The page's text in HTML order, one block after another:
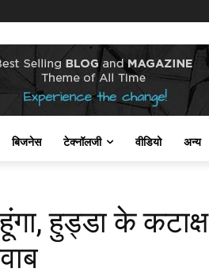
बिजनेस टेक्नॉलजी वीडियो अन्य
हुड्डा के कटाक्ष